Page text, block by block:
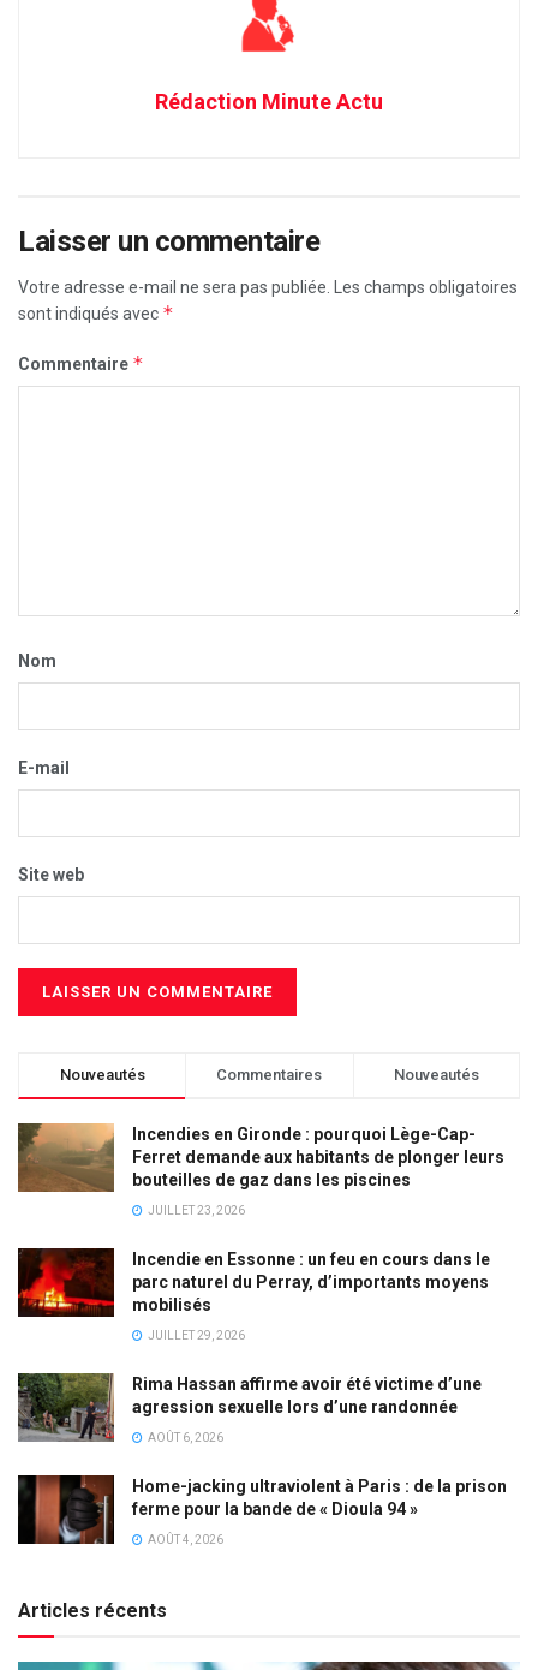
Rédaction Minute Actu
Laisser un commentaire
Votre adresse e-mail ne sera pas publiée. Les champs obligatoires
sont indiqués avec *
Commentaire *
Nom
E-mail
Site web
Nouveautés Commentaires Nouveautés
Incendies en Gironde : pourquoi Lège-Cap-
Ferret demande aux habitants de plonger leurs
bouteilles de gaz dans les piscines
JUILLET 23, 2026
Incendie en Essonne : un feu en cours dans le
parc naturel du Perray, d’importants moyens
mobilisés
JUILLET 29, 2026
Rima Hassan affirme avoir été victime d’une
agression sexuelle lors d’une randonnée
AOÛT 6, 2026
Home-jacking ultraviolent à Paris : de la prison
ferme pour la bande de « Dioula 94 »
AOÛT 4, 2026
Articles récents